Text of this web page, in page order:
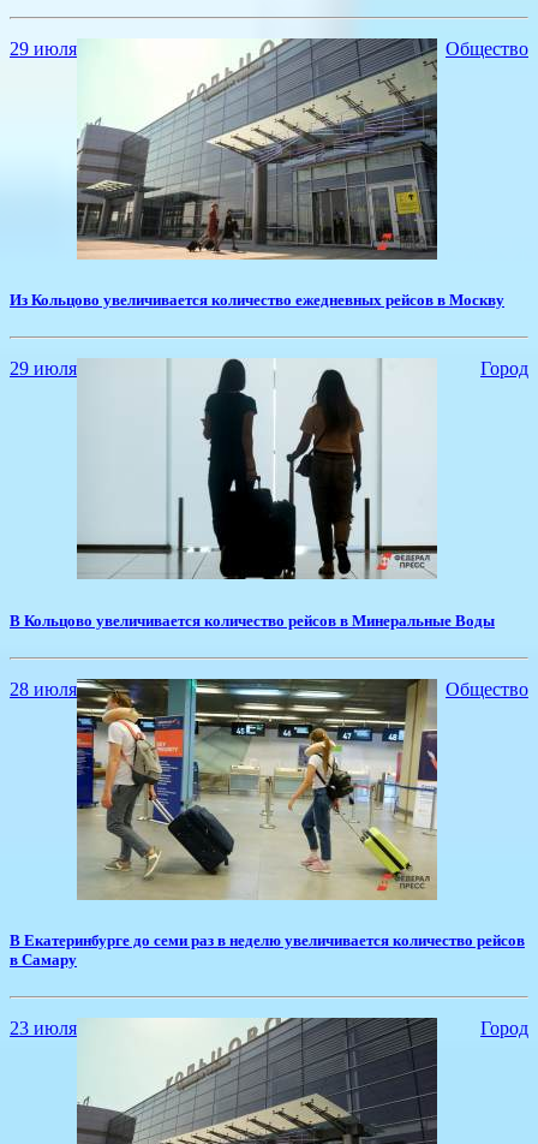
29 июля Общество
Из Кольцово увеличивается количество ежедневных рейсов в Москву
29 июля Город
В Кольцово увеличивается количество рейсов в Минеральные Воды
28 июля Общество
В Екатеринбурге до семи раз в неделю увеличивается количество рейсов
в Самару
23 июля Город